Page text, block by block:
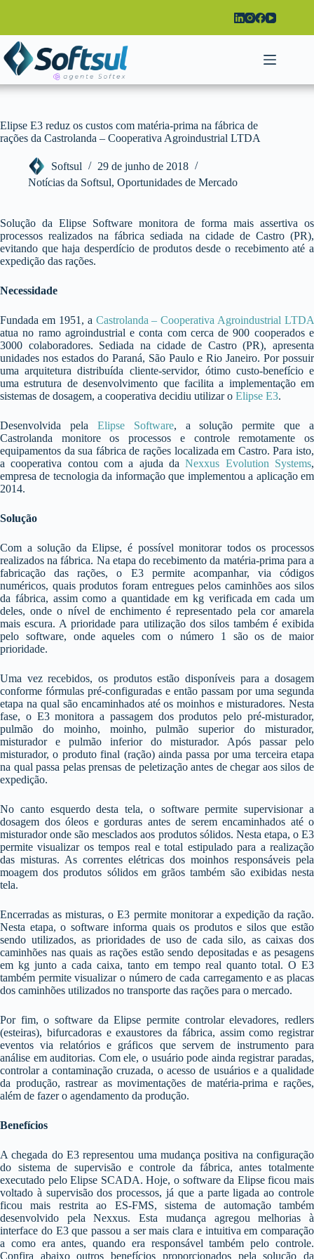
conteúdo
Elipse E3 reduz os custos com matéria-prima na fábrica de
rações da Castrolanda – Cooperativa Agroindustrial LTDA
Softsul
29 de junho de 2018
Notícias da Softsul, Oportunidades de Mercado
Solução da Elipse Software monitora de forma mais assertiva os
processos realizados na fábrica sediada na cidade de Castro (PR),
evitando que haja desperdício de produtos desde o recebimento até a
expedição das rações.
Necessidade
Fundada em 1951, a Castrolanda – Cooperativa Agroindustrial LTDA
atua no ramo agroindustrial e conta com cerca de 900 cooperados e
3000 colaboradores. Sediada na cidade de Castro (PR), apresenta
unidades nos estados do Paraná, São Paulo e Rio Janeiro. Por possuir
uma arquitetura distribuída cliente-servidor, ótimo custo-benefício e
uma estrutura de desenvolvimento que facilita a implementação em
sistemas de dosagem, a cooperativa decidiu utilizar o Elipse E3.
Desenvolvida pela Elipse Software, a solução permite que a
Castrolanda monitore os processos e controle remotamente os
equipamentos da sua fábrica de rações localizada em Castro. Para isto,
a cooperativa contou com a ajuda daNexxus Evolution Systems,
empresa de tecnologia da informação que implementou a aplicação em
2014.
Solução
Com a solução da Elipse, é possível monitorar todos os processos
realizados na fábrica. Na etapa do recebimento da matéria-prima para a
fabricação das rações, o E3 permite acompanhar, via códigos
numéricos, quais produtos foram entregues pelos caminhões aos silos
da fábrica, assim como a quantidade em kg verificada em cada um
deles, onde o nível de enchimento é representado pela cor amarela
mais escura. A prioridade para utilização dos silos também é exibida
pelo software, onde aqueles com o número 1 são os de maior
prioridade.
Uma vez recebidos, os produtos estão disponíveis para a dosagem
conforme fórmulas pré-configuradas e então passam por uma segunda
etapa na qual são encaminhados até os moinhos e misturadores. Nesta
fase, o E3 monitora a passagem dos produtos pelo pré-misturador,
pulmão do moinho, moinho, pulmão superior do misturador,
misturador e pulmão inferior do misturador. Após passar pelo
misturador, o produto final (ração) ainda passa por uma terceira etapa
na qual passa pelas prensas de peletização antes de chegar aos silos de
expedição.
No canto esquerdo desta tela, o software permite supervisionar a
dosagem dos óleos e gorduras antes de serem encaminhados até o
misturador onde são mesclados aos produtos sólidos. Nesta etapa, o E3
permite visualizar os tempos real e total estipulado para a realização
das misturas. As correntes elétricas dos moinhos responsáveis pela
moagem dos produtos sólidos em grãos também são exibidas nesta
tela.
Encerradas as misturas, o E3 permite monitorar a expedição da ração.
Nesta etapa, o software informa quais os produtos e silos que estão
sendo utilizados, as prioridades de uso de cada silo, as caixas dos
caminhões nas quais as rações estão sendo depositadas e as pesagens
em kg junto a cada caixa, tanto em tempo real quanto total. O E3
também permite visualizar o número de cada carregamento e as placas
dos caminhões utilizados no transporte das rações para o mercado.
Por fim, o software da Elipse permite controlar elevadores, redlers
(esteiras), bifurcadoras e exaustores da fábrica, assim como registrar
eventos via relatórios e gráficos que servem de instrumento para
análise em auditorias. Com ele, o usuário pode ainda registrar paradas,
controlar a contaminação cruzada, o acesso de usuários e a qualidade
da produção, rastrear as movimentações de matéria-prima e rações,
além de fazer o agendamento da produção.
Benefícios
A chegada do E3 representou uma mudança positiva na configuração
do sistema de supervisão e controle da fábrica, antes totalmente
executado pelo Elipse SCADA. Hoje, o software da Elipse ficou mais
voltado à supervisão dos processos, já que a parte ligada ao controle
ficou mais restrita ao ES-FMS, sistema de automação também
desenvolvido pela Nexxus. Esta mudança agregou melhorias à
interface do E3 que passou a ser mais clara e intuitiva em comparação
a como era antes, quando era responsável também pelo controle.
Confira abaixo outros benefícios proporcionados pela solução da